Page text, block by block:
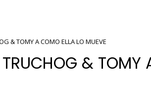
& TOMY A COMO ELLA LO MUEVE
TRUCHOG & TOMY